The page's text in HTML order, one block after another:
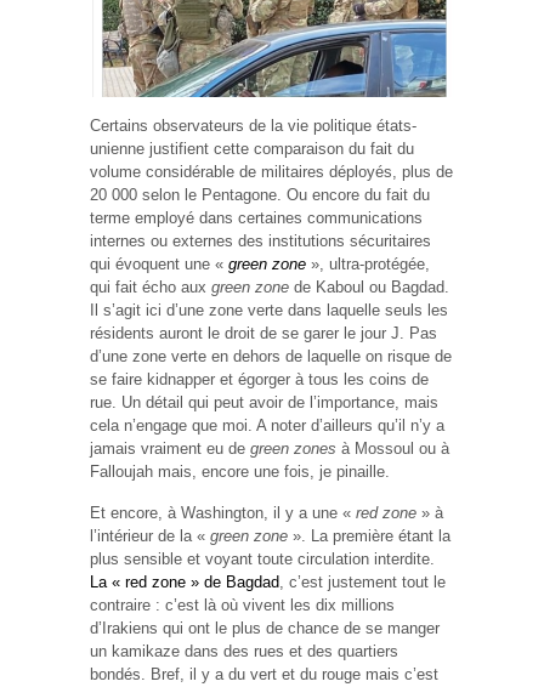
Certains observateurs de la vie politique états-
unienne justifient cette comparaison du fait du
volume considérable de militaires déployés, plus de
20 000 selon le Pentagone. Ou encore du fait du
terme employé dans certaines communications
internes ou externes des institutions sécuritaires
qui évoquent une « green zone », ultra-protégée,
qui fait écho aux green zone de Kaboul ou Bagdad.
Il s’agit ici d’une zone verte dans laquelle seuls les
résidents auront le droit de se garer le jour J. Pas
d’une zone verte en dehors de laquelle on risque de
se faire kidnapper et égorger à tous les coins de
rue. Un détail qui peut avoir de l’importance, mais
cela n’engage que moi. A noter d’ailleurs qu’il n’y a
jamais vraiment eu de green zones à Mossoul ou à
Falloujah mais, encore une fois, je pinaille.
Et encore, à Washington, il y a une « red zone » à
l’intérieur de la « green zone ». La première étant la
plus sensible et voyant toute circulation interdite.
La « red zone » de Bagdad, c’est justement tout le
contraire : c’est là où vivent les dix millions
d’Irakiens qui ont le plus de chance de se manger
un kamikaze dans des rues et des quartiers
bondés. Bref, il y a du vert et du rouge mais c’est